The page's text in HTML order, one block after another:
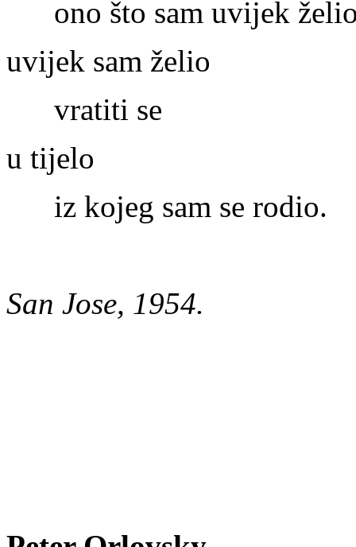
ono što sam uvijek
uvijek sam želio
vratiti se
u tijelo
iz kojeg sam se rodio.
San Jose, 1954.